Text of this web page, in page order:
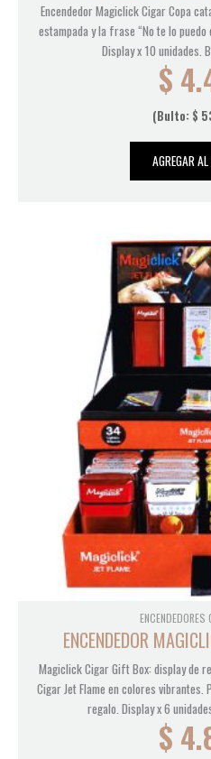
Encendedor Magiclick Cigar Copa
estampada y la frase “No te lo
Display x 10 unidades.
$
(Bulto: $
AGREGAR
ENCENDEDOR
Magiclick Cigar Gift Box: display de
Cigar Jet Flame en colores vibrantes.
regalo. Display x 6
$